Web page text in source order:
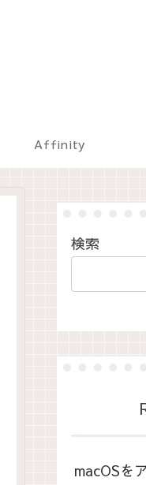
Affinity
検索
macOSを